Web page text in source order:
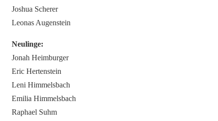
Joshua Scherer
Leonas Augenstein
Neulinge:
Jonah Heimburger
Eric Hertenstein
Leni Himmelsbach
Emilia Himmelsbach
Raphael Suhm